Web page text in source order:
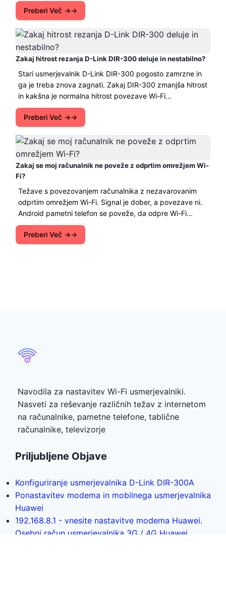
Preberi Več →
Zakaj hitrost rezanja D-Link DIR-300 deluje in nestabilno?
Stari usmerjevalnik D-Link DIR-300 pogosto zamrzne in
ga je treba znova zagnati. Zakaj DIR-300 zmanjša hitrost
in kakšna je normalna hitrost povezave Wi-Fi...
Preberi Več →
Zakaj se moj računalnik ne poveže z odprtim omrežjem Wi-
Fi?
Težave s povezovanjem računalnika z nezavarovanim
odprtim omrežjem Wi-Fi. Signal je dober, a povezave ni.
Android pametni telefon se poveže, da odpre Wi-Fi...
Preberi Več →
Navodila za nastavitev Wi-Fi usmerjevalniki.
Nasveti za reševanje različnih težav z internetom
na računalnike, pametne telefone, tablične
računalnike, televizorje
Priljubljene Objave
Konfiguriranje usmerjevalnika D-Link DIR-300A
Ponastavitev modema in mobilnega usmerjevalnika
Huawei
192.168.8.1 - vnesite nastavitve modema Huawei.
Osebni račun usmerjevalnika 3G / 4G Huawei